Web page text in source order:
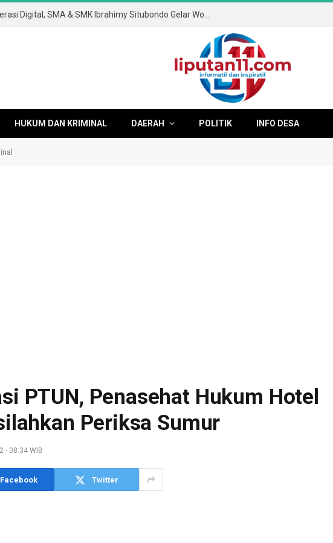
HUKUM DAN KRIMINAL DAERAH POLITIK INFO DESA
PTUN, Penasehat Hukum Hotel
Periksa Sumur
- 08:34 WIB
Facebook Twitter